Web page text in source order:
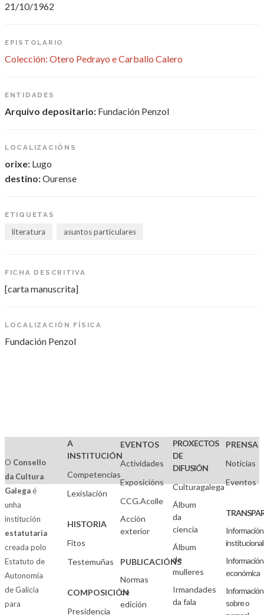
21/10/1962
EPISTOLARIO
Colección: Otero Pedrayo e Carballo Calero
ENTIDADES
Arquivo depositario: Fundación Penzol
LOCALIZACIÓNS
orixe: Lugo
destino:Ourense
ETIQUETAS
literatura asuntos particulares
FICHA DESCRITIVA
[carta manuscrita]
LOCALIZACIÓN FÍSICA
Fundación Penzol
O Consello
da Cultura
Galegaé
unha
institución
estatutaria
creada polo
Estatuto de
Autonomía
de Galicia
para
A
INSTITUCIÓN
Competencias
Lexislación
HISTORIA
Fitos
Testemuñas
COMPOSICIÓN
Presidencia
EVENTOS
Actividades
Exposicións
CCG.Acolle
Acción
exterior
PUBLICACIÓNS
Normas
de
edición
PROXECTOS
DE
DIFUSIÓN
Culturagalega
Álbum
da
ciencia
Álbum
de
mulleres
Irmandades
da fala
PRENSA
Noticias
Eventos
Información
institucional
Información
económica
Información
sobre o